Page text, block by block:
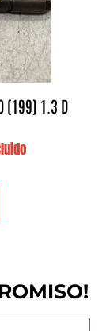
(199) 1.3 D